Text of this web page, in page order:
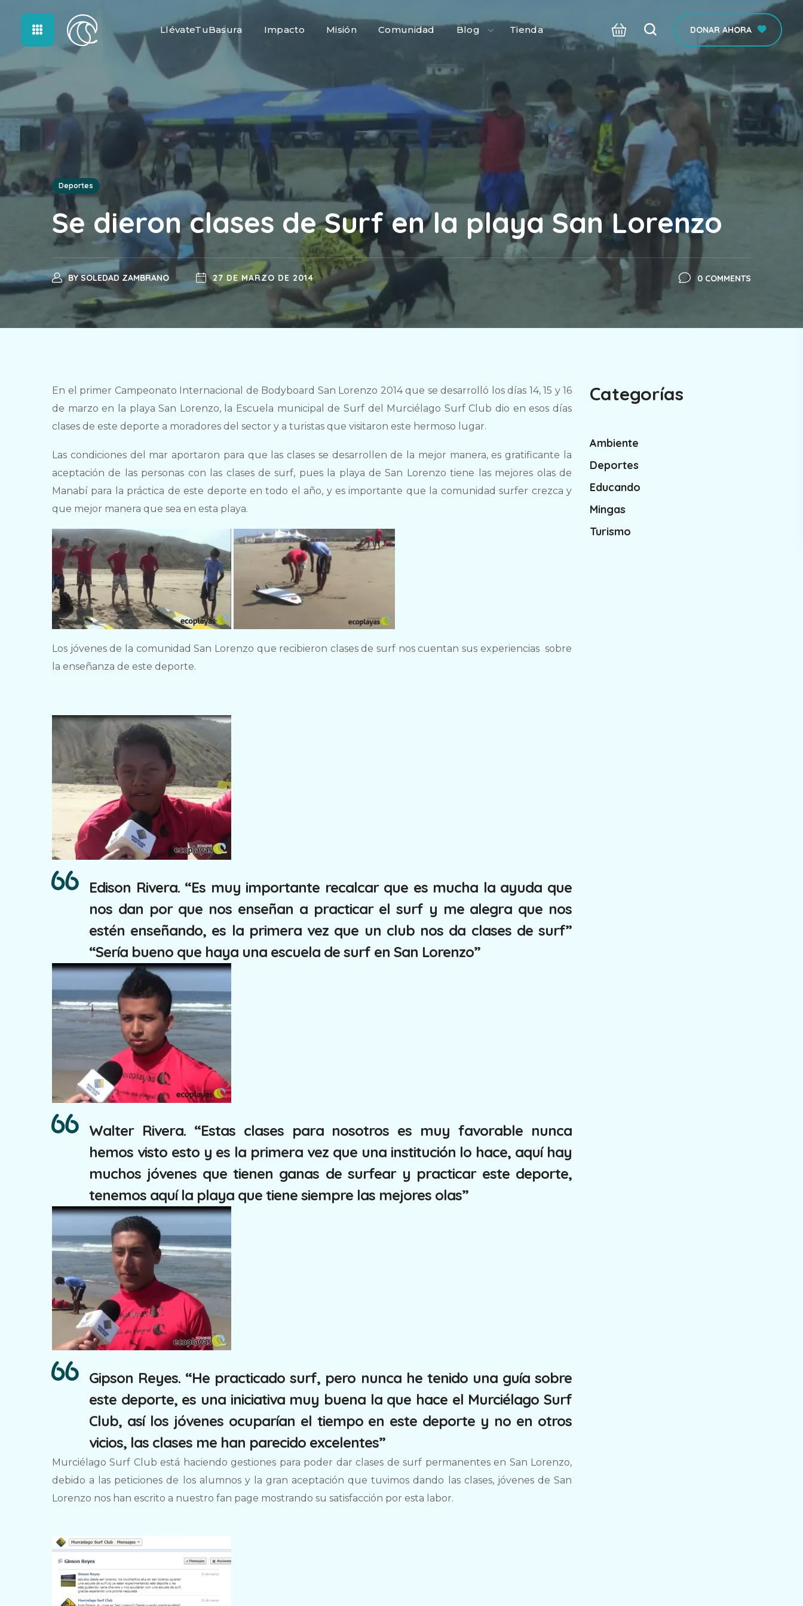
LlévateTuBasura Impacto Misión Comunidad Blog Tienda DONAR AHORA
Deportes
Se dieron clases de Surf en la playa San Lorenzo
BYSOLEDAD ZAMBRANO 27 DE MARZO DE 2014 0 COMMENTS
En el primer Campeonato Internacional de Bodyboard San Lorenzo 2014 que se desarrolló los días 14, 15 y 16
de marzo en la playa San Lorenzo, la Escuela municipal de Surf del Murciélago Surf Club dio en esos días
clases de este deporte a moradores del sector y a turistas que visitaron este hermoso lugar.
Las condiciones del mar aportaron para que las clases se desarrollen de la mejor manera, es gratificante la
aceptación de las personas con las clases de surf, pues la playa de San Lorenzo tiene las mejores olas de
Manabí para la práctica de este deporte en todo el año, y es importante que la comunidad surfer crezca y
que mejor manera que sea en esta playa.
Los jóvenes de la comunidad San Lorenzo que recibieron clases de surf nos cuentan sus experiencias sobre
la enseñanza de este deporte.
Edison Rivera. “Es muy importante recalcar que es mucha la ayuda que
nos dan por que nos enseñan a practicar el surf y me alegra que nos
estén enseñando, es la primera vez que un club nos da clases de surf”
“Sería bueno que haya una escuela de surf en San Lorenzo”
Walter Rivera. “Estas clases para nosotros es muy favorable nunca
hemos visto esto y es la primera vez que una institución lo hace, aquí hay
muchos jóvenes que tienen ganas de surfear y practicar este deporte,
tenemos aquí la playa que tiene siempre las mejores olas”
Gipson Reyes. “He practicado surf, pero nunca he tenido una guía sobre
este deporte, es una iniciativa muy buena la que hace el Murciélago Surf
Club, así los jóvenes ocuparían el tiempo en este deporte y no en otros
vicios, las clases me han parecido excelentes”
Murciélago Surf Club está haciendo gestiones para poder dar clases de surf permanentes en San Lorenzo,
debido a las peticiones de los alumnos y la gran aceptación que tuvimos dando las clases, jóvenes de San
Lorenzo nos han escrito a nuestro fan page mostrando su satisfacción por esta labor.
Categorías
Ambiente
Deportes
Educando
Mingas
Turismo